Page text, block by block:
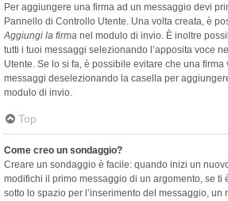
Per aggiungere una firma ad un messaggio devi
Pannello di Controllo Utente. Una volta creata, è
Aggiungi la firma nel modulo di invio. È inoltre
tutti i tuoi messaggi selezionando l’apposita voce
Utente. Se lo si fa, è possibile evitare che una
messaggi deselezionando la casella per
modulo di invio.
Top
Come creo un sondaggio?
Creare un sondaggio è facile: quando inizi un
modifichi il primo messaggio di un argomento, se ti
sotto lo spazio per l’inserimento del messaggio,